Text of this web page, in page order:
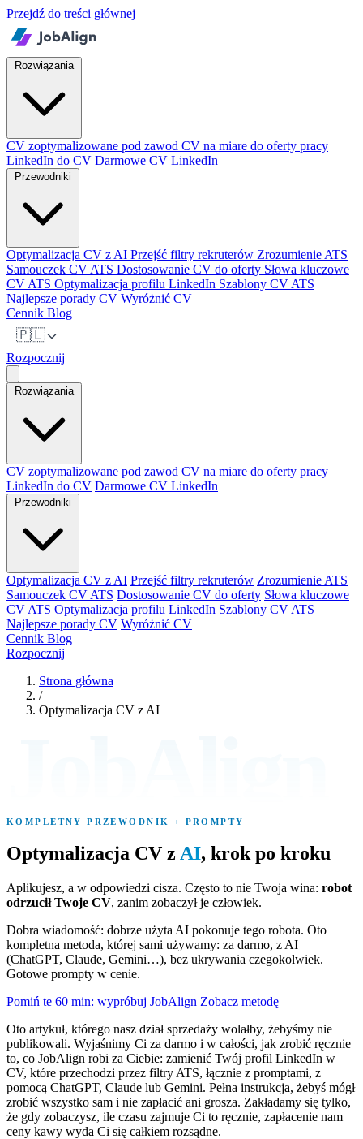
Przejdź do treści głównej
Rozwiązania
CV zoptymalizowane pod zawod CV na miare do oferty pracy
LinkedIn do CV Darmowe CV LinkedIn
Optymalizacja CV z AI Przejść filtry rekruterów Zrozumienie ATS
Samouczek CV ATS Dostosowanie CV do oferty Słowa kluczowe
CV ATS Optymalizacja profilu LinkedIn Szablony CV ATS
Najlepsze porady CV Wyróżnić CV
Cennik Blog
🇵🇱
Rozpocznij
Rozwiązania
CV zoptymalizowane pod zawod CV na miare do oferty pracy
LinkedIn do CV Darmowe CV LinkedIn
Optymalizacja CV z AI Przejść filtry rekruterów Zrozumienie ATS
Samouczek CV ATS Dostosowanie CV do oferty Słowa kluczowe
CV ATS Optymalizacja profilu LinkedIn Szablony CV ATS
Najlepsze porady CV Wyróżnić CV
Cennik Blog
Rozpocznij
Strona główna
/
Optymalizacja CV z AI
KOMPLETNY PRZEWODNIK + PROMPTY
Optymalizacja CV z AI, krok po kroku
Aplikujesz, a w odpowiedzi cisza. Często to nie Twoja wina: robot
odrzucił Twoje CV, zanim zobaczył je człowiek.
Dobra wiadomość: dobrze użyta AI pokonuje tego robota. Oto
kompletna metoda, której sami używamy: za darmo, z AI
(ChatGPT, Claude, Gemini…), bez ukrywania czegokolwiek.
Gotowe prompty w cenie.
Pomiń te 60 min: wypróbuj JobAlign Zobacz metodę
Oto artykuł, którego nasz dział sprzedaży wolałby, żebyśmy nie
publikowali. Wyjaśnimy Ci za darmo i w całości, jak zrobić ręcznie
to, co JobAlign robi za Ciebie: zamienić Twój profil LinkedIn w
CV, które przechodzi przez filtry ATS, łącznie z promptami, z
pomocą ChatGPT, Claude lub Gemini. Pełna instrukcja, żebyś mógł
zrobić wszystko sam i nie zapłacić ani grosza. Zakładamy się tylko,
że gdy zobaczysz, ile czasu zajmuje Ci to ręcznie, zapłacenie nam
ceny kawy wyda Ci się całkiem rozsądne.